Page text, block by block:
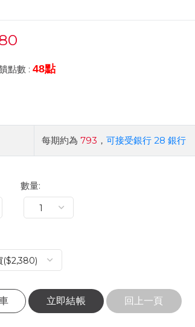
點數 : 48點
每期約為 793 ， 可接受銀行 28 銀行
數量:
立即結帳 回上一頁